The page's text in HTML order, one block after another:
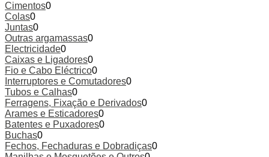
Cimentos0
Colas0
Juntas0
Outras argamassas0
Electricidade0
Caixas e Ligadores0
Fio e Cabo Eléctrico0
Interruptores e Comutadores0
Tubos e Calhas0
Ferragens, Fixação e Derivados0
Arames e Esticadores0
Batentes e Puxadores0
Buchas0
Fechos, Fechaduras e Dobradiças0